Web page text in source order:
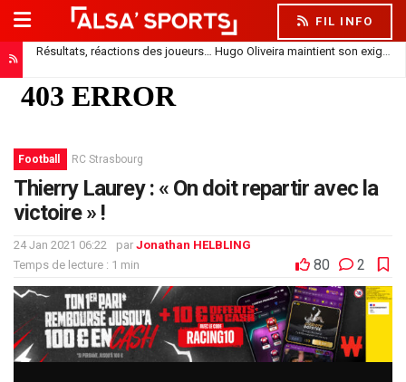
FIL INFO
Résultats, réactions des joueurs… Hugo Oliveira maintient son exigence
Football RC Strasbourg
Thierry Laurey : « On doit repartir avec la
victoire » !
24 Jan 2021 06:22 par Jonathan HELBLING
Temps de lecture : 1 min
80 2